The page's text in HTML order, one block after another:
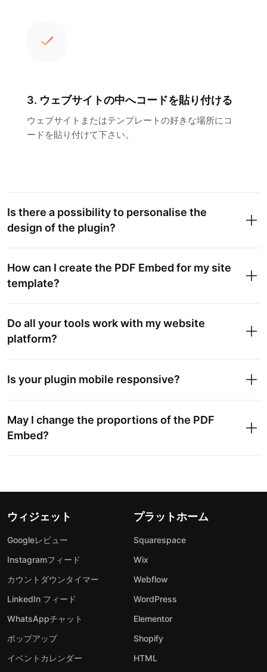
3. ウェブサイトの中へコードを貼り付ける
ウェブサイトまたはテンプレートの好きな場所にコ
ードを貼り付けて下さい。
Is there a possibility to personalise the
design of the plugin?
How can I create the PDF Embed for my site
template?
Do all your tools work with my website
platform?
Is your plugin mobile responsive?
May I change the proportions of the PDF
Embed?
ウィジェット
Googleレビュー
Instagramフィード
カウントダウンタイマー
LinkedIn フィード
WhatsAppチャット
ポップアップ
イベントカレンダー
プラットホーム
Squarespace
Wix
Webflow
WordPress
Elementor
Shopify
HTML